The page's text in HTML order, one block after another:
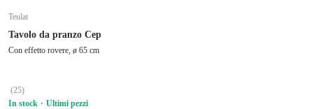
Teulat
Tavolo da pranzo Cep
Con effetto rovere, ø 65 cm
(25)
In stock
Ultimi pezzi